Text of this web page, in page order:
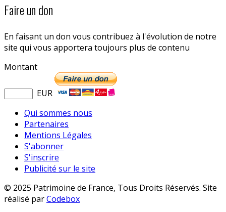
Faire un don
En faisant un don vous contribuez à l'évolution de notre
site qui vous apportera toujours plus de contenu
Montant
EUR
Qui sommes nous
Partenaires
Mentions Légales
S'abonner
S'inscrire
Publicité sur le site
© 2025 Patrimoine de France, Tous Droits Réservés. Site
réalisé parCodebox